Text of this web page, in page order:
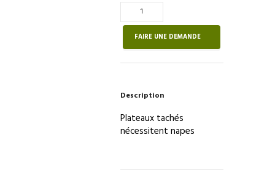
Quantité
de
Table
buffet
FAIRE UNE DEMANDE
Description
Plateaux tachés
nécessitent napes